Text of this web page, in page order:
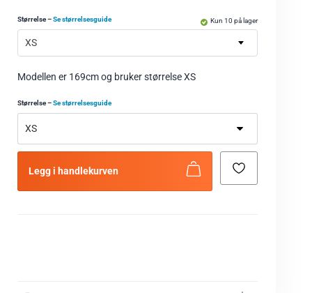
Størrelse–Se størrelsesguide
XS
Modellen er 169cm og bruker størrelse XS
Størrelse–Se størrelsesguide
Kun 10 på lager
Legg i handlekurven